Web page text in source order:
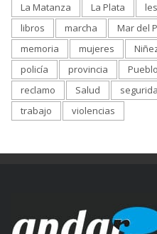
La Matanza
La Plata
libros
marcha Mar del
memoria
mujeres
policía
provincia
reclamo
Salud
trabajo
violencias